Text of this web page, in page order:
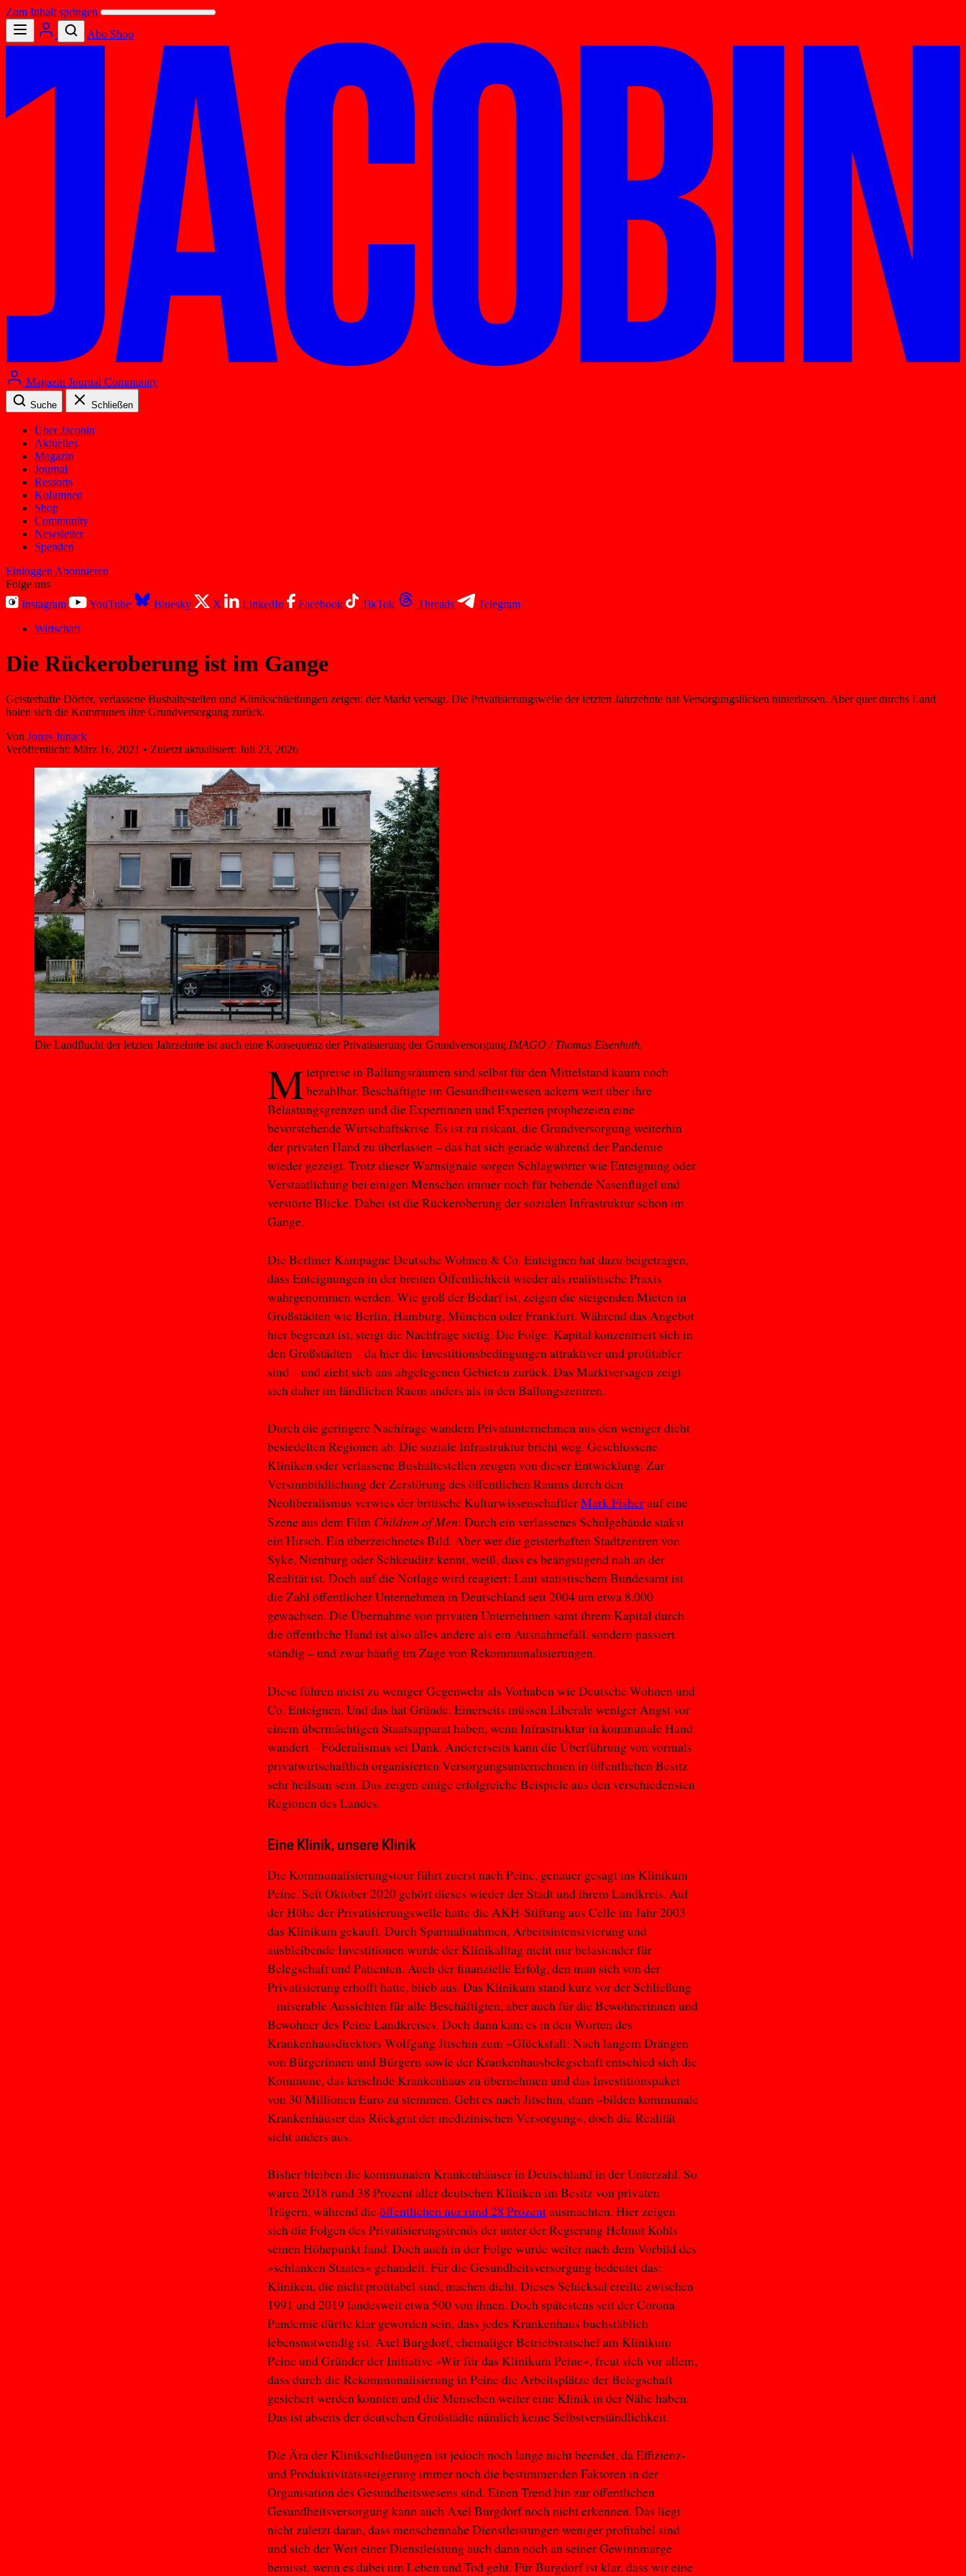
Zum Inhalt springen
Abo Shop
Magazin Journal Community
Suche Schließen
Über Jacobin
Aktuelles
Magazin
Journal
Ressorts
Kolumnen
Shop
Community
Newsletter
Spenden
Einloggen Abonnieren
Folge uns
Instagram
YouTube Bluesky X LinkedIn Facebook TikTok Threads
Telegram
Wirtschaft
Die Rückeroberung ist im Gange
Geisterhafte Dörfer, verlassene Bushaltestellen und Klinikschließungen zeigen: der Markt versagt. Die Privatisierungswelle der letzten Jahrzehnte hat Versorgungslücken hinterlassen. Aber quer durchs Land
holen sich die Kommunen ihre Grundversorgung zurück.
Von Jonas Junack
Veröffentlicht: März 16, 2021 • Zuletzt aktualisiert: Juli 23, 2026
Die Landflucht der letzten Jahrzehnte ist auch eine Konsequenz der Privatisierung der Grundversorgung.IMAGO / Thomas Eisenhuth.
Mietpreise in Ballungsräumen sind selbst für den Mittelstand kaum noch
bezahlbar, Beschäftigte im Gesundheitswesen ackern weit über ihre
Belastungsgrenzen und die Expertinnen und Experten prophezeien eine
bevorstehende Wirtschaftskrise. Es ist zu riskant, die Grundversorgung weiterhin
der privaten Hand zu überlassen – das hat sich gerade während der Pandemie
wieder gezeigt. Trotz dieser Warnsignale sorgen Schlagwörter wie Enteignung oder
Verstaatlichung bei einigen Menschen immer noch für bebende Nasenflügel und
verstörte Blicke. Dabei ist die Rückeroberung der sozialen Infrastruktur schon im
Gange.
Die Berliner Kampagne Deutsche Wohnen & Co. Enteignen hat dazu beigetragen,
dass Enteignungen in der breiten Öffentlichkeit wieder als realistische Praxis
wahrgenommen werden. Wie groß der Bedarf ist, zeigen die steigenden Mieten in
Großstädten wie Berlin, Hamburg, München oder Frankfurt. Während das Angebot
hier begrenzt ist, steigt die Nachfrage stetig. Die Folge: Kapital konzentriert sich in
den Großstädten – da hier die Investitionsbedingungen attraktiver und profitabler
sind – und zieht sich aus abgelegenen Gebieten zurück. Das Marktversagen zeigt
sich daher im ländlichen Raum anders als in den Ballungszentren.
Durch die geringere Nachfrage wandern Privatunternehmen aus den weniger dicht
besiedelten Regionen ab. Die soziale Infrastruktur bricht weg. Geschlossene
Kliniken oder verlassene Bushaltestellen zeugen von dieser Entwicklung. Zur
Versinnbildlichung der Zerstörung des öffentlichen Raums durch den
Neoliberalismus verwies der britische KulturwissenschaftlerMark Fisherauf eine
Szene aus dem Film Children of Men: Durch ein verlassenes Schulgebäude stakst
ein Hirsch. Ein überzeichnetes Bild. Aber wer die geisterhaften Stadtzentren von
Syke, Nienburg oder Schkeuditz kennt, weiß, dass es beängstigend nah an der
Realität ist. Doch auf die Notlage wird reagiert: Laut statistischem Bundesamt ist
die Zahl öffentlicher Unternehmen in Deutschland seit 2004 um etwa 8.000
gewachsen. Die Übernahme von privaten Unternehmen samt ihrem Kapital durch
die öffentliche Hand ist also alles andere als ein Ausnahmefall, sondern passiert
ständig – und zwar häufig im Zuge von Rekommunalisierungen.
Diese führen meist zu weniger Gegenwehr als Vorhaben wie Deutsche Wohnen und
Co. Enteignen. Und das hat Gründe. Einerseits müssen Liberale weniger Angst vor
einem übermächtigen Staatsapparat haben, wenn Infrastruktur in kommunale Hand
wandert – Föderalismus sei Dank. Andererseits kann die Überführung von vormals
privatwirtschaftlich organisierten Versorgungsunternehmen in öffentlichen Besitz
sehr heilsam sein. Das zeigen einige erfolgreiche Beispiele aus den verschiedensten
Regionen des Landes.
Eine Klinik, unsere Klinik
Die Kommunalisierungstour führt zuerst nach Peine, genauer gesagt ins Klinikum
Peine. Seit Oktober 2020 gehört dieses wieder der Stadt und ihrem Landkreis. Auf
der Höhe der Privatisierungswelle hatte die AKH-Stiftung aus Celle im Jahr 2003
das Klinikum gekauft. Durch Sparmaßnahmen, Arbeitsintensivierung und
ausbleibende Investitionen wurde der Klinikalltag nicht nur belastender für
Belegschaft und Patienten. Auch der finanzielle Erfolg, den man sich von der
Privatisierung erhofft hatte, blieb aus. Das Klinikum stand kurz vor der Schließung
– miserable Aussichten für alle Beschäftigten, aber auch für die Bewohnerinnen und
Bewohner des Peine Landkreises. Doch dann kam es in den Worten des
Krankenhausdirektors Wolfgang Jitschin zum »Glücksfall: Nach langem Drängen
von Bürgerinnen und Bürgern sowie der Krankenhausbelegschaft entschied sich die
Kommune, das kriselnde Krankenhaus zu übernehmen und das Investitionspaket
von 30 Millionen Euro zu stemmen. Geht es nach Jitschin, dann »bilden kommunale
Krankenhäuser das Rückgrat der medizinischen Versorgung«, doch die Realität
sieht anders aus.
Bisher bleiben die kommunalen Krankenhäuser in Deutschland in der Unterzahl. So
waren 2018 rund 38 Prozent aller deutschen Kliniken im Besitz von privaten
Trägern, während dieöffentlichen nur rund 28 Prozentausmachten. Hier zeigen
sich die Folgen des Privatisierungstrends der unter der Regierung Helmut Kohls
seinen Höhepunkt fand. Doch auch in der Folge wurde weiter nach dem Vorbild des
»schlanken Staates« gehandelt. Für die Gesundheitsversorgung bedeutet das:
Kliniken, die nicht profitabel sind, machen dicht. Dieses Schicksal ereilte zwischen
1991 und 2019 landesweit etwa 500 von ihnen. Doch spätestens seit der Corona-
Pandemie dürfte klar geworden sein, dass jedes Krankenhaus buchstäblich
lebensnotwendig ist. Axel Burgdorf, ehemaliger Betriebsratschef am Klinikum
Peine und Gründer der Initiative »Wir für das Klinikum Peine«, freut sich vor allem,
dass durch die Rekommunalisierung in Peine die Arbeitsplätze der Belegschaft
gesichert werden konnten und die Menschen weiter eine Klinik in der Nähe haben.
Das ist abseits der deutschen Großstädte nämlich keine Selbstverständlichkeit.
Die Ära der Klinikschließungen ist jedoch noch lange nicht beendet, da Effizienz-
und Produktivitätssteigerung immer noch die bestimmenden Faktoren in der
Organisation des Gesundheitswesens sind. Einen Trend hin zur öffentlichen
Gesundheitsversorgung kann auch Axel Burgdorf noch nicht erkennen. Das liegt
nicht zuletzt daran, dass menschennahe Dienstleistungen weniger profitabel sind
und sich der Wert einer Dienstleistung auch dann noch an seiner Gewinnmarge
bemisst, wenn es dabei um Leben und Tod geht. Für Burgdorf ist klar, dass wir eine